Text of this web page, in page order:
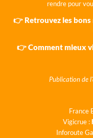
rendre pour
👉 Retrouvez les
👉 Comment mieux
Publication
France
Vigicrue :
Inforoute